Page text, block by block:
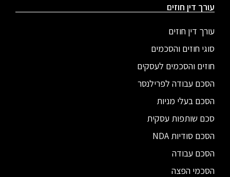
עורך דין חוזים
עורך דין חוזים
סוגי חוזים והסכמים
חוזים והסכמים לעסקים
הסכם עבודה לפרילנסר
הסכם בעלי מניות
סכם שותפות עסקית
הסכם סודיות NDA
הסכם עבודה
הסכמי הפצה